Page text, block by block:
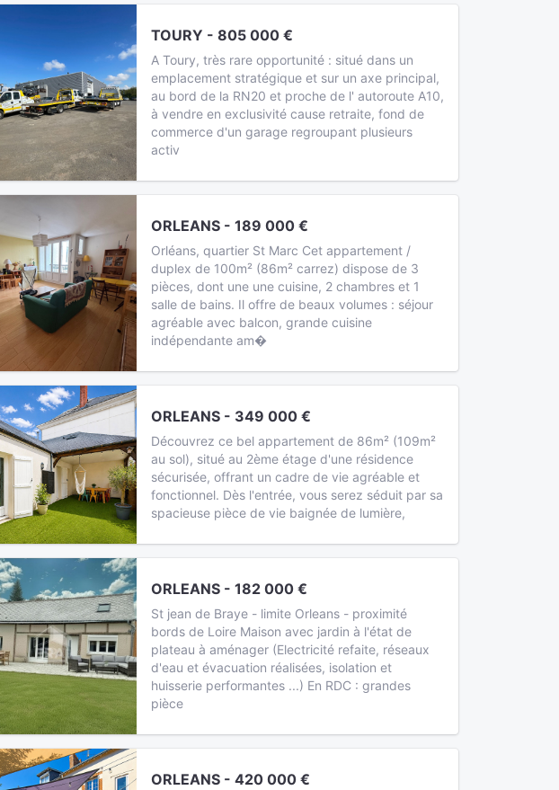
TOURY - 805 000 €
A Toury, très rare opportunité : situé dans un
emplacement stratégique et sur un axe principal,
au bord de la RN20 et proche de l' autoroute A10,
à vendre en exclusivité cause retraite, fond de
commerce d'un garage regroupant plusieurs
activ
ORLEANS - 189 000 €
Orléans, quartier St Marc Cet appartement /
duplex de 100m² (86m² carrez) dispose de 3
pièces, dont une une cuisine, 2 chambres et 1
salle de bains. Il offre de beaux volumes : séjour
agréable avec balcon, grande cuisine
indépendante am�
ORLEANS - 349 000 €
Découvrez ce bel appartement de 86m² (109m²
au sol), situé au 2ème étage d'une résidence
sécurisée, offrant un cadre de vie agréable et
fonctionnel. Dès l'entrée, vous serez séduit par sa
spacieuse pièce de vie baignée de lumière,
ORLEANS - 182 000 €
St jean de Braye - limite Orleans - proximité
bords de Loire Maison avec jardin à l'état de
plateau à aménager (Electricité refaite, réseaux
d'eau et évacuation réalisées, isolation et
huisserie performantes ...) En RDC : grandes
pièce
ORLEANS - 420 000 €